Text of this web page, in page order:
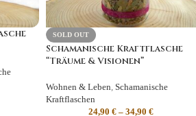
SOLD OUT
Schamanische Kraftflasche
“Träume & Visionen”
Wohnen & Leben Schamanische
Kraftflaschen
24,90 € – 34,90 €